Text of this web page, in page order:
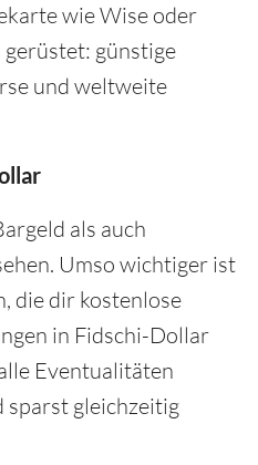
wie Wise oder
günstige
und weltweite
als auch
Umso wichtiger ist
die dir kostenlose
in Fidschi-Dollar
Eventualitäten
sparst gleichzeitig